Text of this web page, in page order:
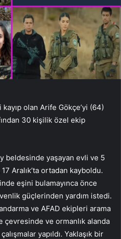
kayıp olan Arife Gökçe’yi (64)
30 kişilik özel ekip
beldesinde yaşayan evli ve 5
Aralık’ta ortadan kayboldu.
eşini bulamayınca önce
güçlerinden yardım istedi.
ve AFAD ekipleri arama
çevresinde ve ormanlık alanda
yapıldı. Yaklaşık bir